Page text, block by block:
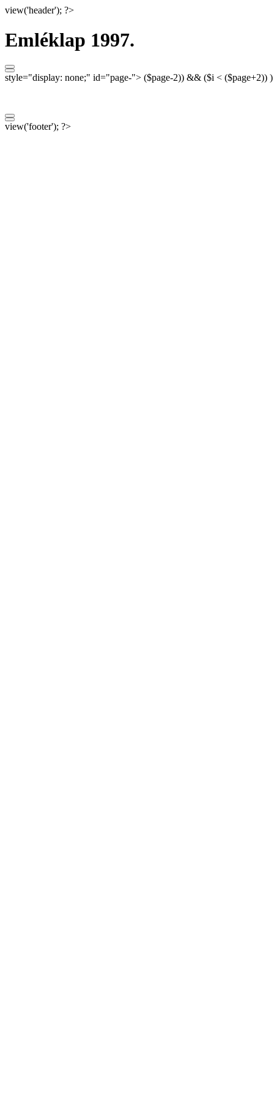
view('header'); ?>
Emléklap 1997.
style="display: none;" id="page-"> ($page-2)) && ($i < ($page+2))
view('footer'); ?>